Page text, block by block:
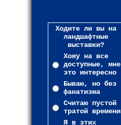
Ходите ли вы на
ландшафтные
выставки?
Хожу на все
доступные, мне
это интересно
Бываю, но без
фанатизма
Считаю пустой
тратой времени
Я в этих